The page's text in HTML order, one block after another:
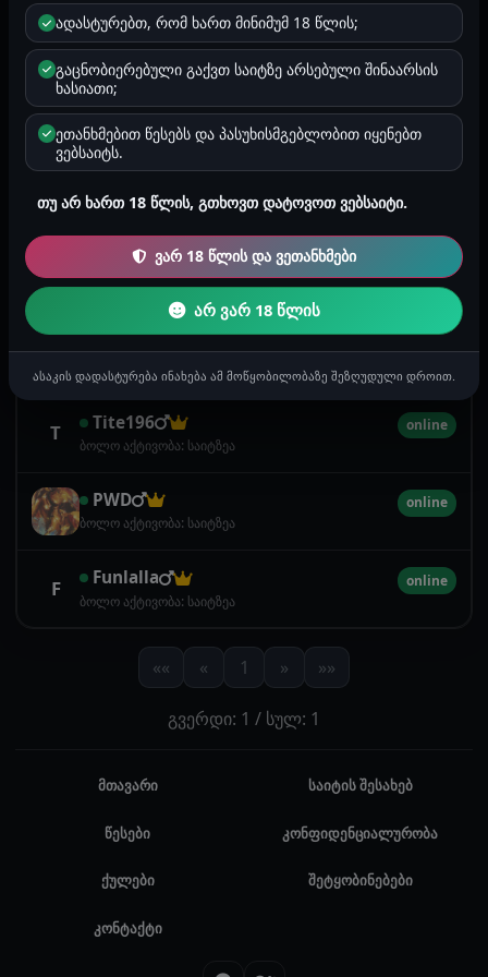
r ratiko123
S Silvesteri
ბოლო აქტივობა: საიტზეა
online
N Nikki
ბოლო აქტივობა: საიტზეა
p pakipuka
ბოლო აქტივობა: საიტზეა
N
ბოლო აქტივობა: საიტზეა
online
T Tite196
ბოლო აქტივობა: საიტზეა
online
PWD
ბოლო აქტივობა: საიტზეა
online
F Funlalla
ბოლო აქტივობა: საიტზეა
online
«« « 1 » »»
გვერდი: 1 / სულ: 1
მთავარი საიტის შესახებ
წესები კონფიდენციალურობა
ქულები შეტყობინებები
კონტაქტი
ადასტურებთ, რომ ხართ მინიმუმ 18 წლის;
გაცნობიერებული გაქვთ საიტზე არსებული შინაარსის
ხასიათი;
ეთანხმებით წესებს და პასუხისმგებლობით იყენებთ
ვებსაიტს.
თუ არ ხართ 18 წლის, გთხოვთ დატოვოთ ვებსაიტი.
ვარ 18 წლის და ვეთანხმები
არ ვარ 18 წლის
ასაკის დადასტურება ინახება ამ მოწყობილობაზე შეზღუდული დროით.